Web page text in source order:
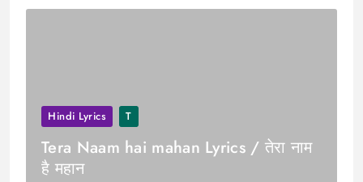
Hindi Lyrics T
Tera Naam hai mahan Lyrics / तेरा नाम
है महान